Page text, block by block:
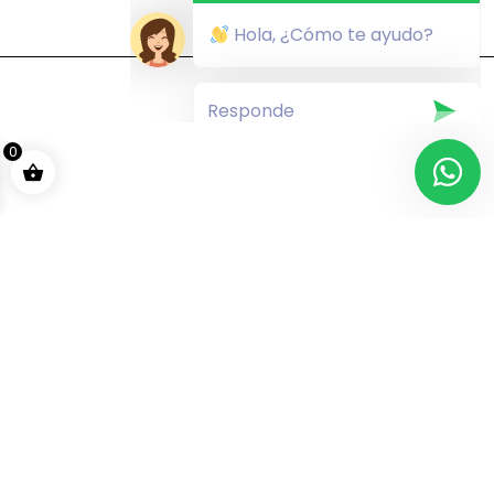
y su impacto en la investigación biomédica y
biotecnológica.
Módulo 1. Introducción a las proteínas
Conceptos generales de las proteínas (estructura
primaria, secundaria, terciaria, cuaternaria),
conceptos básicos de inmunología (antígenos y
anticuerpos, epítopes continuos y discontinuos), uso
0